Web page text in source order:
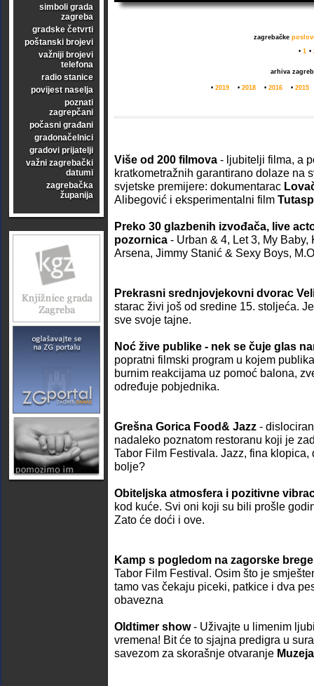
simboli grada
zagreba
gradske četvrti
poštanski brojevi
važniji brojevi
telefona
radio stanice
povijest naselja
poznati
zagrepčani
počasni građani
gradonačelnici
gradovi prijatelji
važni zagrebački
datumi
zagrebačka
županija
zagrebačke
• 1 •
arhiva
• 2019 • 2018 • 2016 • 2015
Više od 200 filmova - ljubitelji filma, a
kratkometražnih garantirano dolaze na
svjetske premijere: dokumentarac
Alibegović i eksperimentalni film
Preko 30 glazbenih izvođača, live
pozornica - Urban & 4, Let 3, My Baby,
Arsena, Jimmy Stanić & Sexy Boys,
Prekrasni srednjovjekovni dvorac
starac živi još od sredine 15. stoljeća.
sve svoje tajne.
Noć žive publike - nek se čuje glas
popratni filmski program u kojem
burnim reakcijama uz pomoć balona,
određuje pobjednika.
Grešna Gorica Food& Jazz -
nadaleko poznatom restoranu koji je
Tabor Film Festivala. Jazz, fina
bolje?
Obiteljska atmosfera i pozitivne
kod kuće. Svi oni koji su bili prošle
Zato će doći i ove.
Kamp s pogledom na zagorske brege
Tabor Film Festival. Osim što je
tamo vas čekaju piceki, patkice i dva
obavezna
Oldtimer show- Uživajte u limenim
vremena! Bit će to sjajna predigra u
savezom za skorašnje otvaranje